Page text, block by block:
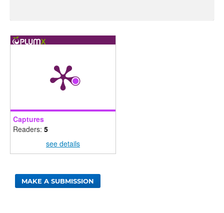
Captures
Readers: 5
see details
MAKE A SUBMISSION